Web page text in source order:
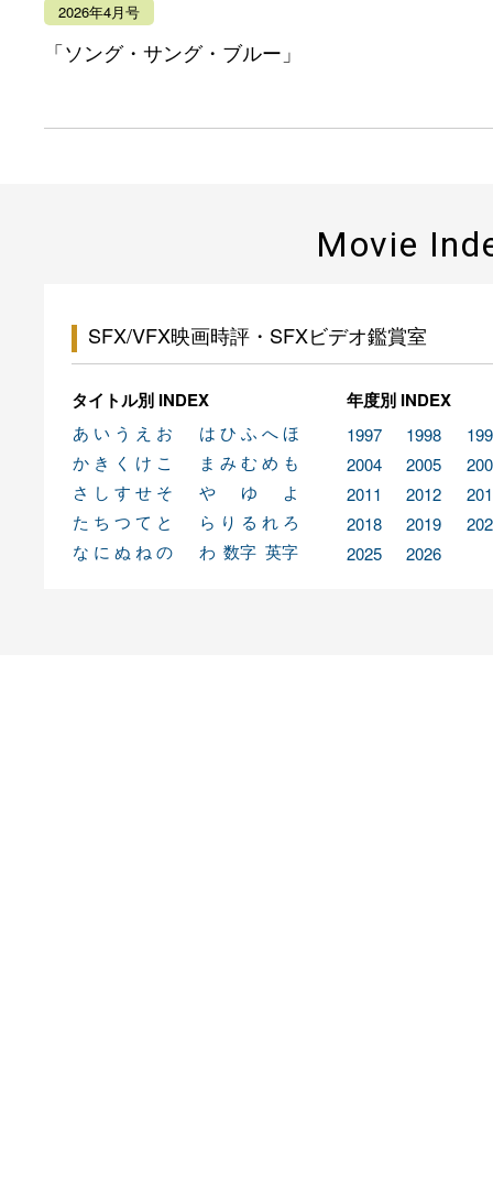
2026年4月号
「ソング・サング・ブルー」
Movie
SFX/VFX映画時評・SFXビデオ鑑賞室
タイトル別 INDEX
あ い う え お
か き く け こ
さ し す せ そ
た ち つ て と
な に ぬ ね の
は ひ ふ へほ
ま み む め も
や
ゆ
よ
ら り る れ ろ
わ 数字 英字
年度別 INDEX
1997 1998
2004
2005
2011
2012
2018
2019
2025
2026